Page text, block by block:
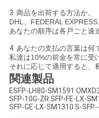
3. 商品を出荷する方法か。
DHL、FEDERAL
あなたの順序は各戸ごと速
4. あなたの支払の言葉は何
私達は10%の前金を常に受
それに応じて適用すると、
関連製品
ESFP-LH80-SM1591
SFP-10G-ZR SFP-FE-LX-
SFP-GE-LX-SM1310 S-